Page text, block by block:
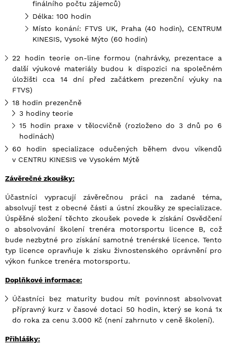
finálního počtu zájemců)
Délka: 100 hodin
Místo konání: FTVS UK, Praha (40 hodin), CENTRUM
KINESIS, Vysoké Mýto (60 hodin)
22 hodin teorie on-line formou (nahrávky, prezentace a
další výukové materiály budou k dispozici na společném
úložišti cca 14 dní před začátkem prezenční výuky na
FTVS)
18 hodin prezenčně
3 hodiny teorie
15 hodin praxe v tělocvičně (rozloženo do 3 dnů po 6
hodinách)
60 hodin specializace odučených během dvou víkendů
v CENTRU KINESIS ve Vysokém Mýtě
Závěrečné zkoušky:
Účastníci vypracují závěrečnou práci na zadané téma,
absolvují test z obecné části a ústní zkoušky ze specializace.
Úspěšné složení těchto zkoušek povede k získání Osvědčení
o absolvování školení trenéra motorsportu licence B, což
bude nezbytné pro získání samotné trenérské licence. Tento
typ licence opravňuje k zisku živnostenského oprávnění pro
výkon funkce trenéra motorsportu.
Doplňkové informace:
Účastníci bez maturity budou mít povinnost absolvovat
přípravný kurz v časové dotaci 50 hodin, který se koná 1x
do roka za cenu 3.000 Kč (není zahrnuto v ceně školení).
Přihlášky: